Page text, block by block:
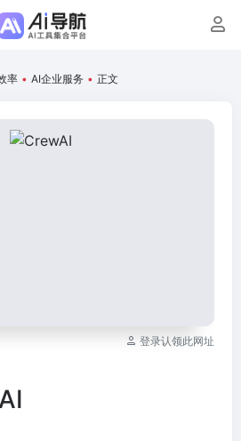
率 • AI企业服务 • 正文
登录认领此网址